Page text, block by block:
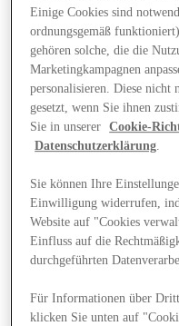
Angebote
Einige Cookies sind
ordnungsgemäß
gehören solche, die die
Marketingkampagnen
personalisieren. Diese nicht
gesetzt, wenn Sie ihnen
Sie in unserer
Cookie-
Datenschutzerklärung.
Sie können Ihre
Einwilligung widerrufen,
Website auf "Cookies
Einfluss auf die
durchgeführten
Für Informationen über
klicken Sie unten auf